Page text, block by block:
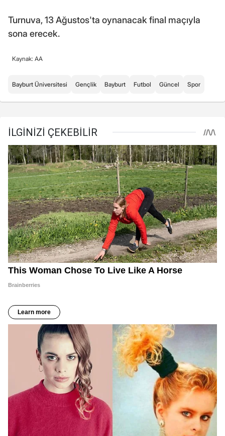
Turnuva, 13 Ağustos'ta oynanacak final maçıyla
sona erecek.
Kaynak: AA
Bayburt Üniversitesi Gençlik Bayburt Futbol Güncel Spor